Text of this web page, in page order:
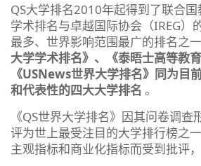
QS大学排名2010年起得到了联合
学术排名与卓越国际协会（IREG）
最多、世界影响范围最广的排名之
大学学术排名》、《泰晤士高等教
《USNews世界大学排名》同为目
和代表性的四大大学排名 。
《QS世界大学排名》因其问卷调查
评为世上最受注目的大学排行榜之
主观指标和商业化指标而受到批评，